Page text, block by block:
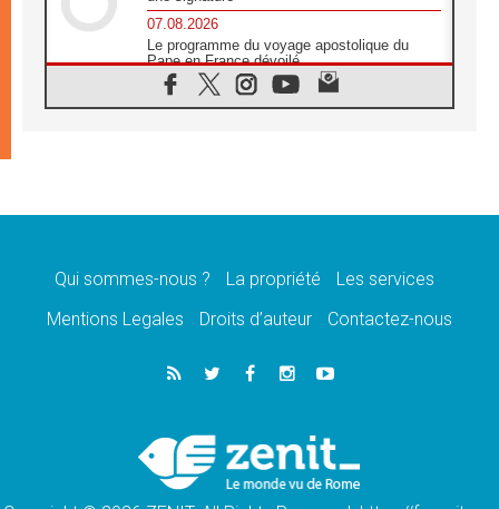
07.08.2026
Le programme du voyage apostolique du
Pape en France dévoilé
07.08.2026
1ère Conférence continentale sur l'éducation
07.08.2026
07.08.2026
lancement des «dix jours de prière pour la
06.08.2026
Préparatifs des JMJ 2027 à Séoul: «c'est
Chrétiens et confucéens: respect et sagesse
pour relever les «défis urgents»
Qui sommes-nous ? La propriété
Les services
Mentions Legales
Droits d’auteur Contactez-nous